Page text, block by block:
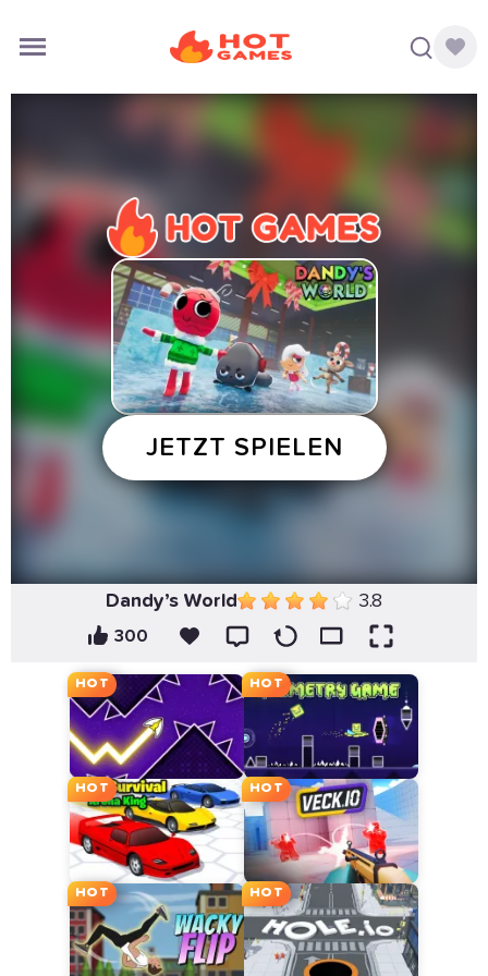
Dandy’s World 3.8
300
HOT HOT
HOT HOT
HOT HOT